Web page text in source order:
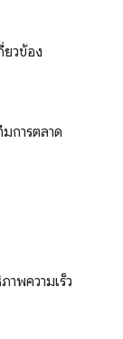
วข้อง
การตลาด
พความเร็ว